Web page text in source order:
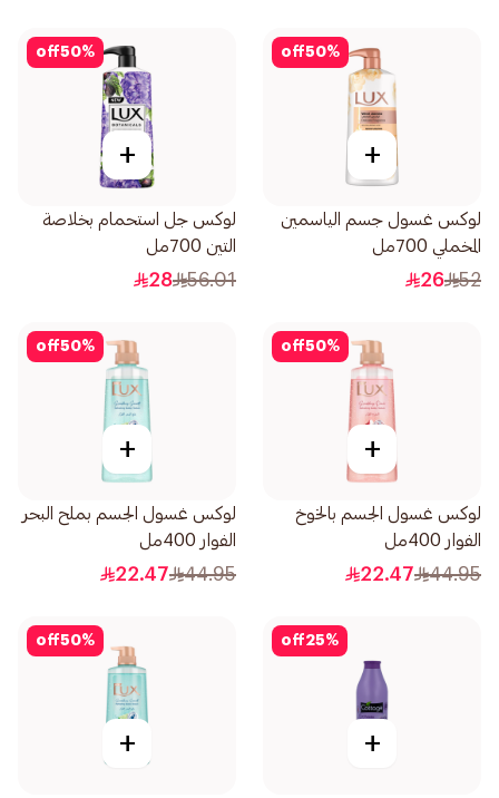
50%
off
+
لوكس غسول جسم الياسمين
المخملي 700مل
52
26
50%
off
+
لوكس جل استحمام بخلاصة
التين 700مل
56.01
28
50%
off
+
لوكس غسول الجسم بالخوخ
الفوار 400مل
44.95
22.47
50%
off
+
لوكس غسول الجسم بملح البحر
الفوار 400مل
44.95
22.47
25%
off
+
50%
off
+